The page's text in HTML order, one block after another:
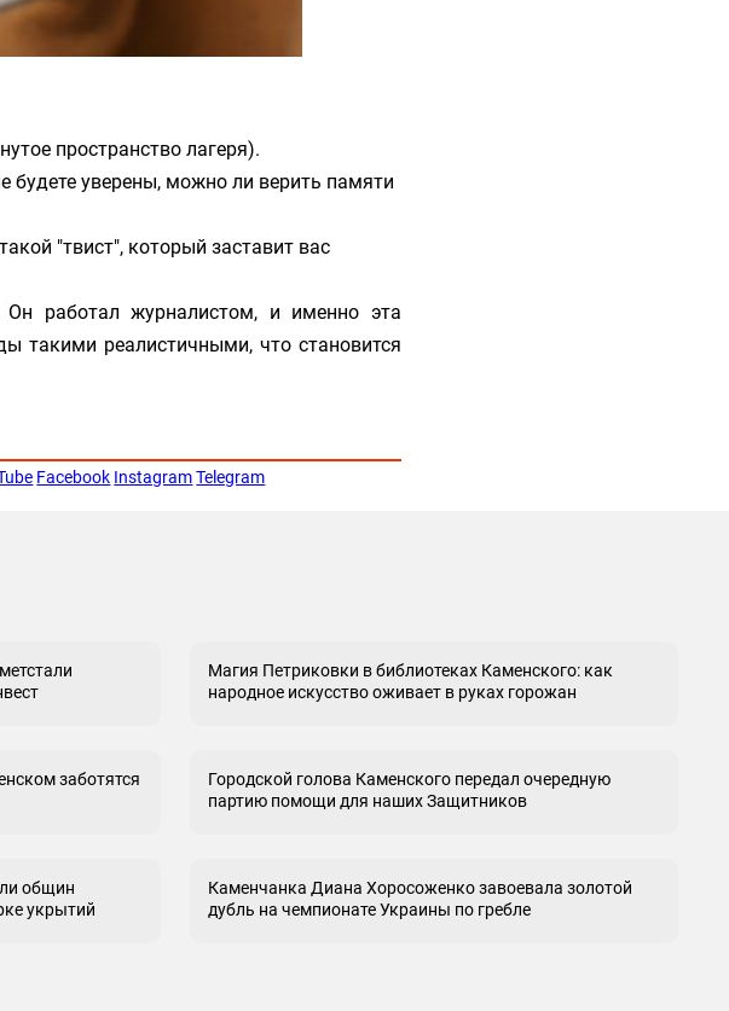
пространство лагеря).
уверены, можно ли верить памяти
"твист", который заставит вас
работал журналистом, и именно эта
такими реалистичными, что становится
Facebook Instagram Telegram
Магия Петриковки в библиотеках Каменского: как
народное искусство оживает в руках горожан
заботятся
Городской голова Каменского передал очередную
партию помощи для наших Защитников
общин
укрытий
Каменчанка Диана Хоросоженко завоевала золотой
дубль на чемпионате Украины по гребле